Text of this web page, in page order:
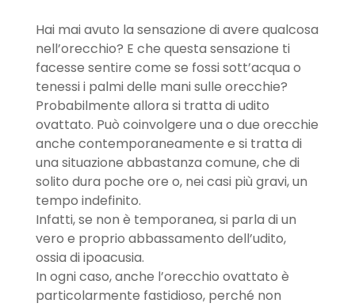
Hai mai avuto la sensazione di avere qualcosa
nell’orecchio? E che questa sensazione ti
facesse sentire come se fossi sott’acqua o
tenessi i palmi delle mani sulle orecchie?
Probabilmente allora si tratta di udito
ovattato. Può coinvolgere una o due orecchie
anche contemporaneamente e si tratta di
una situazione abbastanza comune, che di
solito dura poche ore o, nei casi più gravi, un
tempo indefinito.
Infatti, se non è temporanea, si parla di un
vero e proprio abbassamento dell’udito,
ossia di ipoacusia.
In ogni caso, anche l’orecchio ovattato è
particolarmente fastidioso, perché non